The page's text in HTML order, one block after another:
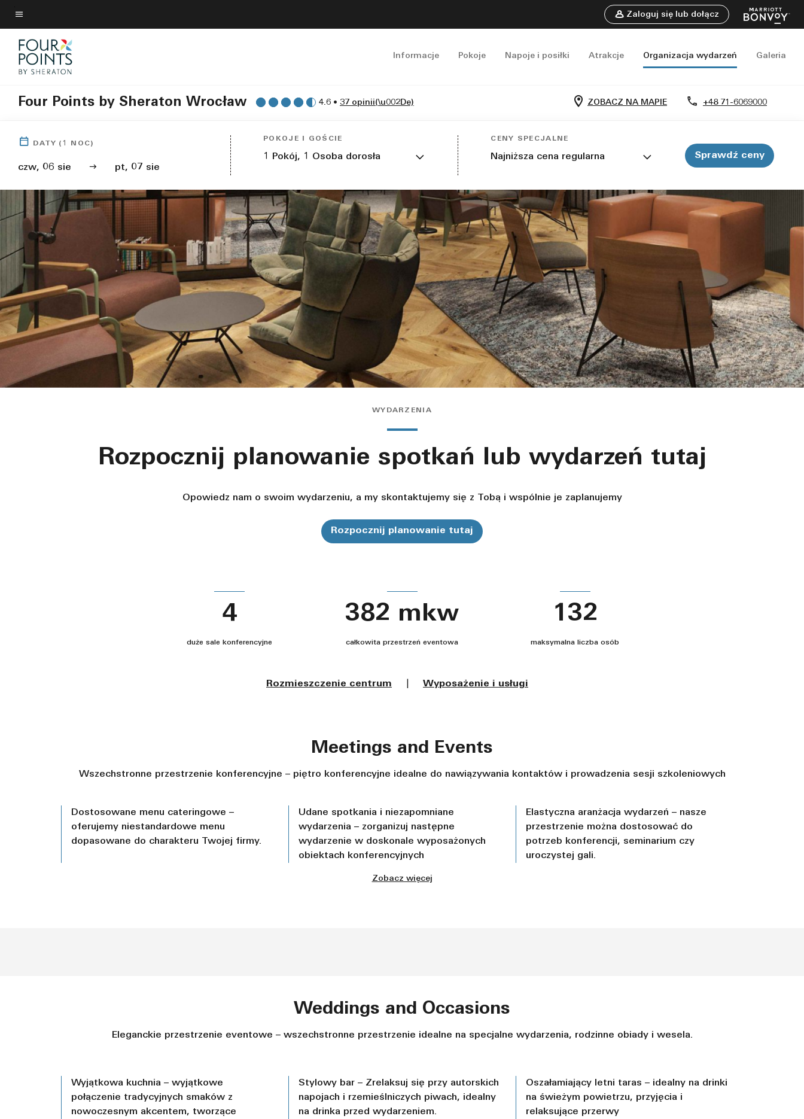
Skip
to
main
content
Tekst menu
Zaloguj się lub dołącz
Informacje Pokoje Napoje i posiłki Atrakcje Organizacja wydarzeń Galeria
Four Points by Sheraton Wrocław 4.6 • 37 opinii(\u002De) ZOBACZ NA MAPIE +48 71-6069000
DATY ( 1 NOC)
czw, 06 sie pt, 07 sie
POKOJE I GOŚCIE
1 Pokój, 1 Osoba dorosła
CENY SPECJALNE
Najniższa cena regularna Sprawdź ceny
WYDARZENIA
Rozpocznij planowanie spotkań lub wydarzeń tutaj
Opowiedz nam o swoim wydarzeniu, a my skontaktujemy się z Tobą i wspólnie je zaplanujemy
Rozpocznij planowanie tutaj
4
duże sale konferencyjne
382 mkw
całkowita przestrzeń eventowa
132
maksymalna liczba osób
Rozmieszczenie centrum Wyposażenie i usługi
Meetings and Events
Wszechstronne przestrzenie konferencyjne – piętro konferencyjne idealne do nawiązywania kontaktów i prowadzenia sesji szkoleniowych
Dostosowane menu cateringowe –
oferujemy niestandardowe menu
dopasowane do charakteru Twojej firmy.
Udane spotkania i niezapomniane
wydarzenia – zorganizuj następne
wydarzenie w doskonale wyposażonych
obiektach konferencyjnych
Elastyczna aranżacja wydarzeń – nasze
przestrzenie można dostosować do
potrzeb konferencji, seminarium czy
uroczystej gali.
Zobacz więcej
Weddings and Occasions
Eleganckie przestrzenie eventowe – wszechstronne przestrzenie idealne na specjalne wydarzenia, rodzinne obiady i wesela.
Wyjątkowa kuchnia – wyjątkowe
połączenie tradycyjnych smaków z
nowoczesnym akcentem, tworzące
Stylowy bar – Zrelaksuj się przy autorskich
napojach i rzemieślniczych piwach, idealny
na drinka przed wydarzeniem.
Oszałamiający letni taras – idealny na drinki
na świeżym powietrzu, przyjęcia i
relaksujące przerwy